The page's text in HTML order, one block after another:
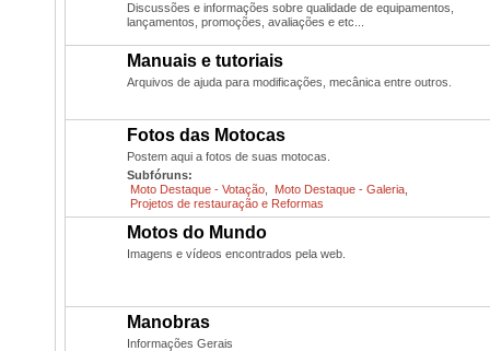
Discussões e informações sobre qualidade de equipamentos,
lançamentos, promoções, avaliações e etc...
Manuais e tutoriais
Arquivos de ajuda para modificações, mecânica entre outros.
Fotos das Motocas
Postem aqui a fotos de suas motocas.
Subfóruns:
Moto Destaque - Votação
Moto Destaque - Galeria
Projetos de restauração e Reformas
Motos do Mundo
Imagens e vídeos encontrados pela web.
Manobras
Informações Gerais